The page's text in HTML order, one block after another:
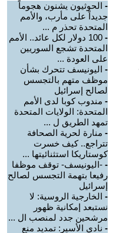
- الحوثيون يشنون هجوماً
جديداً على مأرب، والأمم
المتحدة تحذر م ...
-
100 دولار لكل عائد.. الأمم
المتحدة تشجع السوريين
على العودة ...
- اليونيسف تتحرك بشأن
موظف متهم بالتجسس
لصالح إسرائيل
- مندوب كوبا لدى الأمم
المتحدة: الولايات المتحدة
تمهد الطريق ل ...
- منارة لحرية الصحافة
تتراجع.. كيف خسرت
كوستاريكا استثنائيتها ...
- -اليونيسف- توقف موظفا
رفيعا بتهمة التجسس لصالح
إسرائيل
- الخارجية الروسية: لا
نستبعد إمكانية ظهور
مرشحين جدد لمنصب ال ...
- نادي الأسير: تمديد منع